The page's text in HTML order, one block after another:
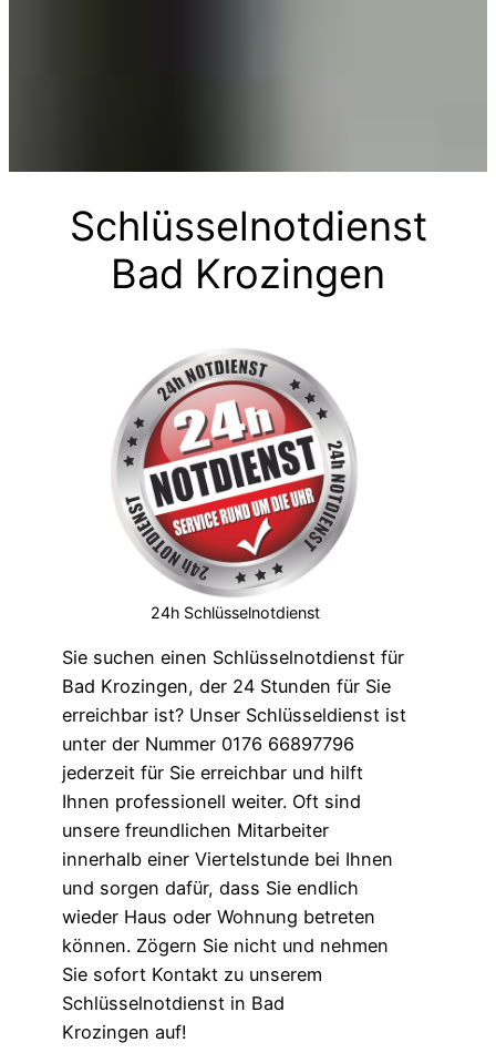
Schlüsselnotdienst
Bad Krozingen
24h Schlüsselnotdienst
Sie suchen einen Schlüsselnotdienst für
Bad Krozingen, der 24 Stunden für Sie
erreichbar ist? Unser Schlüsseldienst ist
unter der Nummer 0176 66897796
jederzeit für Sie erreichbar und hilft
Ihnen professionell weiter. Oft sind
unsere freundlichen Mitarbeiter
innerhalb einer Viertelstunde bei Ihnen
und sorgen dafür, dass Sie endlich
wieder Haus oder Wohnung betreten
können. Zögern Sie nicht und nehmen
Sie sofort Kontakt zu unserem
Schlüsselnotdienst in Bad
Krozingen auf!